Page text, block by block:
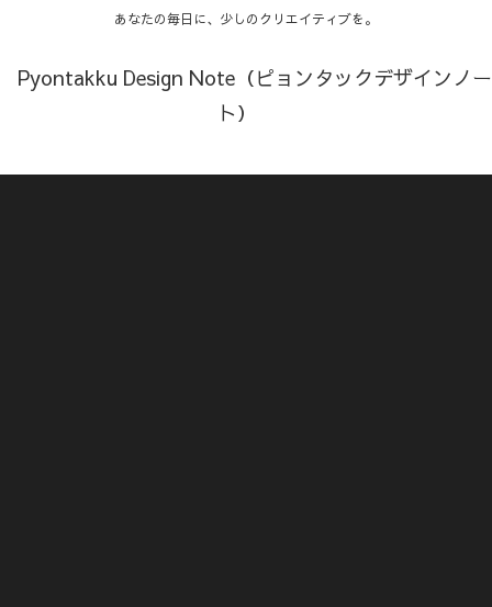
あなたの毎日に、少しのクリエイティブを。
Pyontakku Design Note（ピョンタックデザインノー
ト）